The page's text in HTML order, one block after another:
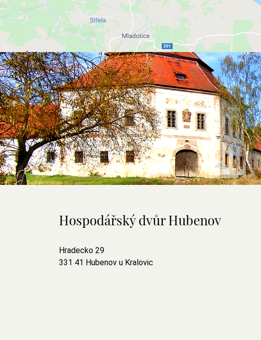
Hospodářský dvůr Hubenov
Hradecko 29
331 41 Hubenov u Kralovic